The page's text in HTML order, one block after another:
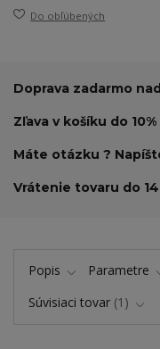
Do obľúbených
Doprava zadarmo
Zľava v košíku do 10%
Máte otázku ?
Vrátenie tovaru do
Popis Parametre
Súvisiaci tovar 1